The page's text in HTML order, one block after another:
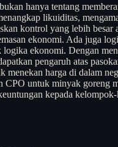
hanya tentang
likuiditas,
kontrol yang lebih besar
ekonomi. Ada juga
ekonomi. Dengan
pengaruh atas
menekan harga di dalam
CPO untuk minyak goreng
kepada